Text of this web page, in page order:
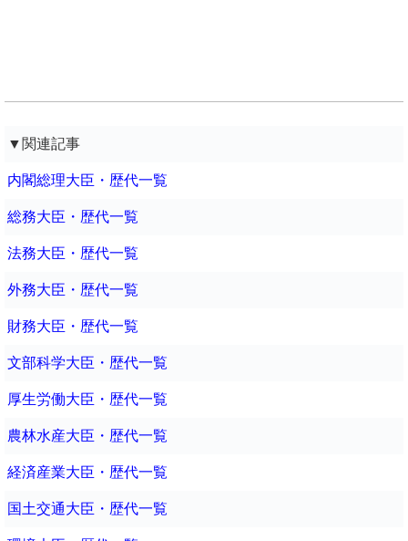
▼関連記事
内閣総理大臣・歴代一覧
総務大臣・歴代一覧
法務大臣・歴代一覧
外務大臣・歴代一覧
財務大臣・歴代一覧
文部科学大臣・歴代一覧
厚生労働大臣・歴代一覧
農林水産大臣・歴代一覧
経済産業大臣・歴代一覧
国土交通大臣・歴代一覧